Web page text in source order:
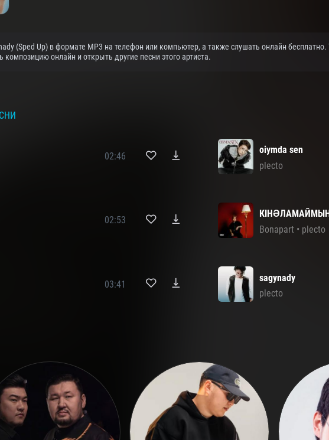
(Sped Up) в формате MP3 на телефон или компьютер, а также слушать онлайн
онлайн и открыть другие песни этого артиста.
02:46
oiymda sen
plecto
02:53
КІНӘЛАМАЙМЫН
Bonapart • plecto
03:41
sagynady
plecto